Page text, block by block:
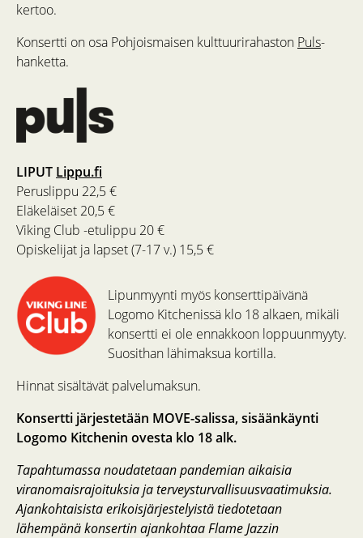
kertoo.
Konsertti on osa Pohjoismaisen kulttuurirahaston Puls-
hanketta.
LIPUT Lippu.fi
Peruslippu 22,5 €
Eläkeläiset 20,5 €
Viking Club -etulippu 20 €
Opiskelijat ja lapset (7-17 v.) 15,5 €
Lipunmyynti myös konserttipäivänä
Logomo Kitchenissä klo 18 alkaen, mikäli
konsertti ei ole ennakkoon loppuunmyyty.
Suosithan lähimaksua kortilla.
Hinnat sisältävät palvelumaksun.
Konsertti järjestetään MOVE-salissa, sisäänkäynti
Logomo Kitchenin ovesta klo 18 alk.
Tapahtumassa noudatetaan pandemian aikaisia
viranomaisrajoituksia ja terveysturvallisuusvaatimuksia.
Ajankohtaisista erikoisjärjestelyistä tiedotetaan
lähempänä konsertin ajankohtaa Flame Jazzin